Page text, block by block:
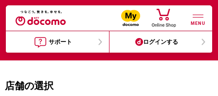
MENU
サポート ログインする
店舗の選択